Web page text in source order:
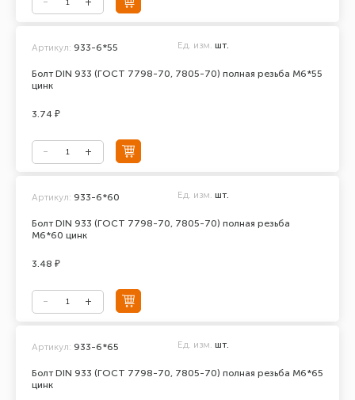
Болт DIN 933 (ГОСТ 7798-70, 7805-70) полная резьба М6*55
цинк
Артикул: 933-6*55 Ед. изм. шт.
3.74 ₽
Болт DIN 933 (ГОСТ 7798-70, 7805-70) полная резьба
М6*60 цинк
Артикул: 933-6*60 Ед. изм. шт.
3.48 ₽
Болт DIN 933 (ГОСТ 7798-70, 7805-70) полная резьба М6*65
цинк
Артикул: 933-6*65 Ед. изм. шт.